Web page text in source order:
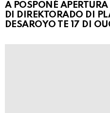
A POSPONÉ
DI DIREKTORADO DI
DESAROYO TE 17 DI